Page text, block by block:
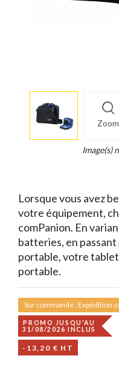
Zoom
info
Legend...
Image(s)
Lorsque vous avez
votre équipement,
comPanion. En
batteries, en
portable, votre
portable.
Sur commande : Expédition
PROMO JUSQU'AU
31/08/2026 INCLUS
-13,20 € HT